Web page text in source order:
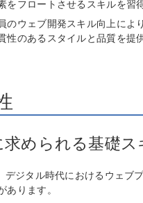
をフロートさせるスキルを習
のウェブ開発スキル向上に
性のあるスタイルと品質を提
められる基礎ス
デジタル時代におけるウェ
ります。